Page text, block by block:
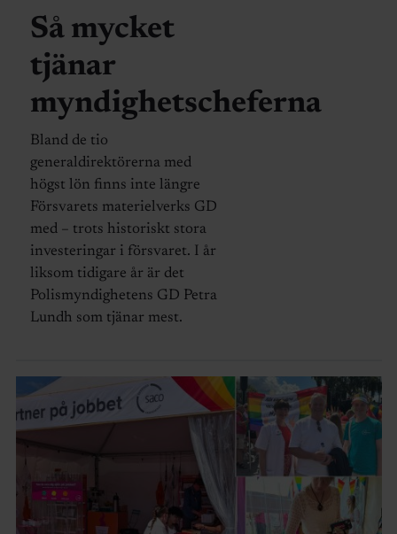
Så mycket
tjänar
myndighetscheferna
Bland de tio
generaldirektörerna med
högst lön finns inte längre
Försvarets materielverks GD
med – trots historiskt stora
investeringar i försvaret. I år
liksom tidigare år är det
Polismyndighetens GD Petra
Lundh som tjänar mest.